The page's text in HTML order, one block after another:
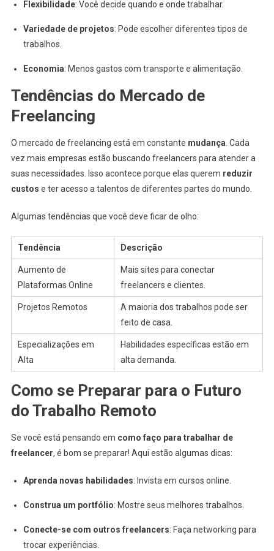
Flexibilidade: Você decide quando e onde trabalhar.
Variedade de projetos: Pode escolher diferentes tipos de
trabalhos.
Economia: Menos gastos com transporte e alimentação.
Tendências do Mercado de
Freelancing
O mercado de freelancing está em constante mudança. Cada
vez mais empresas estão buscando freelancers para atender a
suas necessidades. Isso acontece porque elas querem reduzir
custos e ter acesso a talentos de diferentes partes do mundo.
Algumas tendências que você deve ficar de olho:
Tendência Descrição
Aumento de
Plataformas Online
Mais sites para conectar
freelancers e clientes.
Projetos Remotos
A maioria dos trabalhos pode ser
feito de casa.
Especializações em
Alta
Habilidades específicas estão em
alta demanda.
Como se Preparar para o Futuro
do Trabalho Remoto
Se você está pensando em como faço para trabalhar de
freelancer, é bom se preparar! Aqui estão algumas dicas:
Aprenda novas habilidades: Invista em cursos online.
Construa um portfólio: Mostre seus melhores trabalhos.
Conecte-se com outros freelancers: Faça networking para
trocar experiências.